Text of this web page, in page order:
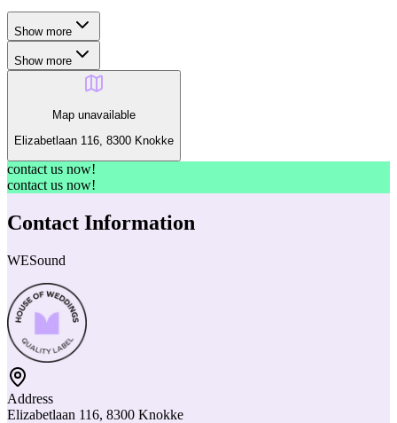
Show more
Show more
Map unavailable
Elizabetlaan 116, 8300 Knokke
contact us now!
contact us now!
Contact Information
WESound
Address
Elizabetlaan 116, 8300 Knokke